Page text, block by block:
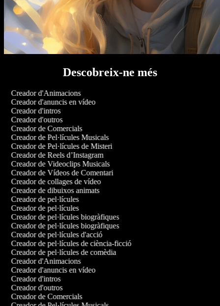
Descobreix-ne més
Creador d'Animacions
Creador d'anuncis en vídeo
Creador d'intros
Creador d'outros
Creador de Comercials
Creador de Pel·lícules Musicals
Creador de Pel·lícules de Misteri
Creador de Reels d’Instagram
Creador de Videoclips Musicals
Creador de Vídeos de Comentari
Creador de collages de vídeo
Creador de dibuixos animats
Creador de pel·lícules
Creador de pel·lícules
Creador de pel·lícules biogràfiques
Creador de pel·lícules biogràfiques
Creador de pel·lícules d'acció
Creador de pel·lícules de ciència-ficció
Creador de pel·lícules de comèdia
Creador d'Animacions
Creador d'anuncis en vídeo
Creador d'intros
Creador d'outros
Creador de Comercials